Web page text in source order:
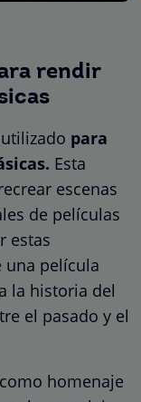
rendir
para
Esta
escenas
de películas
estas
una película
la historia del
el pasado y el
homenaje